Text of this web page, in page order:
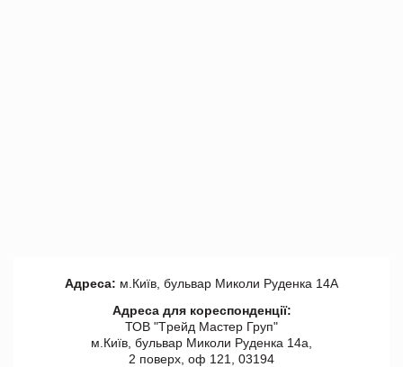
Адреса: м.Київ, бульвар Миколи Руденка 14А
Адреса для кореспонденції:
ТОВ "Tрейд Мастер Груп"
м.Київ, бульвар Миколи Руденка 14а,
2 поверх, оф 121, 03194